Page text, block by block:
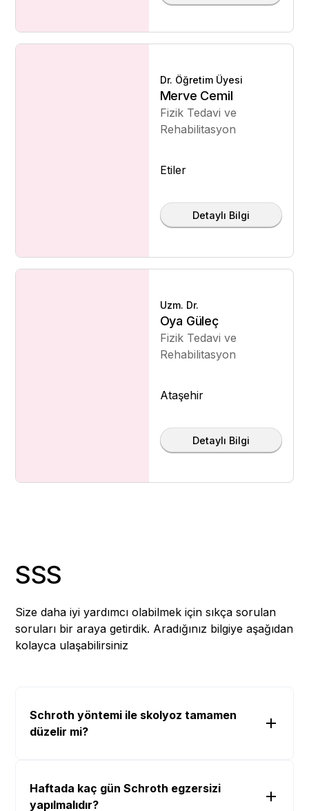
Dr. Öğretim Üyesi
Merve Cemil
Fizik Tedavi ve
Rehabilitasyon
Etiler
Detaylı Bilgi
Uzm. Dr.
Oya Güleç
Fizik Tedavi ve
Rehabilitasyon
Ataşehir
Detaylı Bilgi
SSS
Size daha iyi yardımcı olabilmek için sıkça sorulan
soruları bir araya getirdik. Aradığınız bilgiye aşağıdan
kolayca ulaşabilirsiniz
Schroth yöntemi ile skolyoz tamamen
düzelir mi?
Haftada kaç gün Schroth egzersizi
yapılmalıdır?